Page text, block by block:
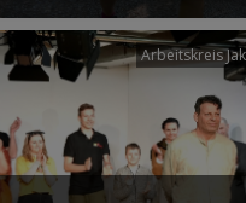
Arbeitskreis